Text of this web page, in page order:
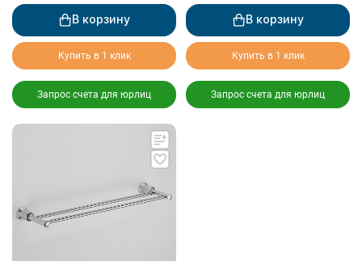
В корзину
Купить в 1 клик
Запрос счета для юрлиц
В корзину
Купить в 1 клик
Запрос счета для юрлиц